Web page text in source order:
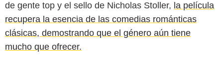
de gente top y el sello de Nicholas Stoller, la película
recupera la esencia de las comedias románticas
clásicas, demostrando que el género aún tiene
mucho que ofrecer.